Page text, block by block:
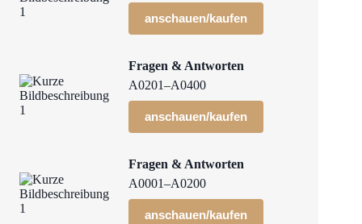
anschauen/kaufen
Fragen & Antworten
A0201–A0400
anschauen/kaufen
Fragen & Antworten
A0001–A0200
anschauen/kaufen